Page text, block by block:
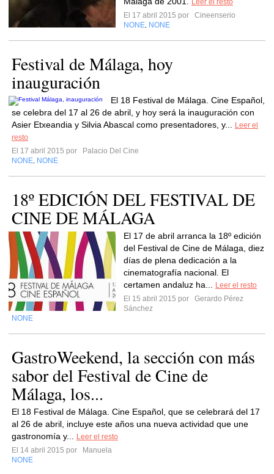
Leer el resto
El 17 abril 2015 por
Cineenserio
NONE NONE
Festival de Málaga, hoy
inauguración
El 18 Festival de Málaga. Cine Español,
se celebra del 17 al 26 de abril, y hoy será la inauguración con
Asier Etxeandia y Silvia Abascal como presentadores, y...
Leer el
resto
El 17 abril 2015 por
Palacio Del Cine
NONE NONE
18º EDICIÓN DEL FESTIVAL DE
CINE DE MÁLAGA
El 17 de abril arranca la 18º edición
del Festival de Cine de Málaga, diez
días de plena dedicación a la
cinematografía nacional. El
certamen andaluz ha...
Leer el resto
El 15 abril 2015 por
Gerardo Pérez
Sánchez
NONE
GastroWeekend, la sección con más
sabor del Festival de Cine de
Málaga, los...
El 18 Festival de Málaga. Cine Español, que se celebrará del 17
al 26 de abril, incluye este años una nueva actividad que une
gastronomía y...
Leer el resto
El 14 abril 2015 por
Manuela
NONE